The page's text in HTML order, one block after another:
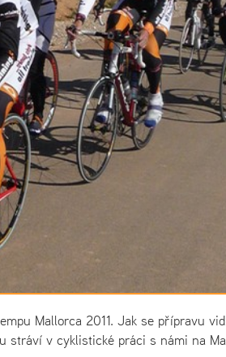
Mallorca 2011. Jak se přípravu
stráví v cyklistické práci s námi na